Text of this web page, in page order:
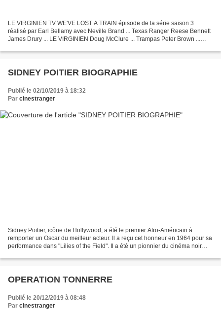
LE VIRGINIEN TV WE'VE LOST A TRAIN épisode de la série saison 3
réalisé par Earl Bellamy avec Neville Brand ... Texas Ranger Reese Bennett
James Drury ... LE VIRGINIEN Doug McClure ... Trampas Peter Brown ...
SIDNEY POITIER BIOGRAPHIE
Publié le 02/10/2019 à 18:32
Par cinestranger
Sidney Poitier, icône de Hollywood, a été le premier Afro-Américain à
remporter un Oscar du meilleur acteur. Il a reçu cet honneur en 1964 pour sa
performance dans "Lilies of the Field". Il a été un pionnier du cinéma noir
OPERATION TONNERRE
Publié le 20/12/2019 à 08:48
Par cinestranger